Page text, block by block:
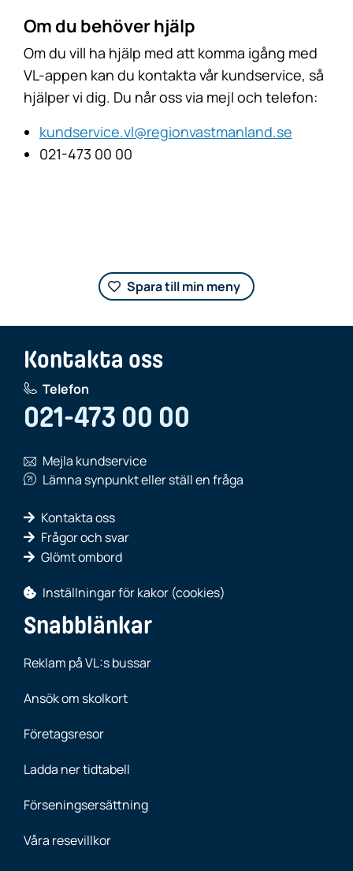
Om du behöver hjälp
Om du vill ha hjälp med att komma igång med
VL-appen kan du kontakta vår kundservice, så
hjälper vi dig. Du når oss via mejl och telefon:
kundservice.vl@regionvastmanland.se
021-473 00 00
Spara till min meny
Kontakta oss
Telefon
021-473 00 00
Mejla kundservice
Lämna synpunkt eller ställ en fråga
Kontakta oss
Frågor och svar
Glömt ombord
Inställningar för kakor (cookies)
Snabblänkar
Reklam på VL:s bussar
Ansök om skolkort
Företagsresor
Ladda ner tidtabell
Förseningsersättning
Våra resevillkor